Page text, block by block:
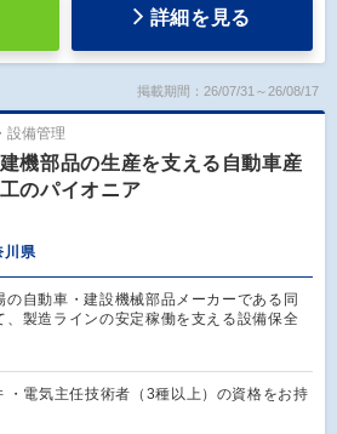
詳細を見る
掲載期間：26/07/31～26/08/17
設備管理
機部品の生産を支える自動車産
のパイオニア
川県
の自動車・建設機械部品メーカーである同
、製造ラインの安定稼働を支える設備保全
・電気主任技術者（3種以上）の資格をお持